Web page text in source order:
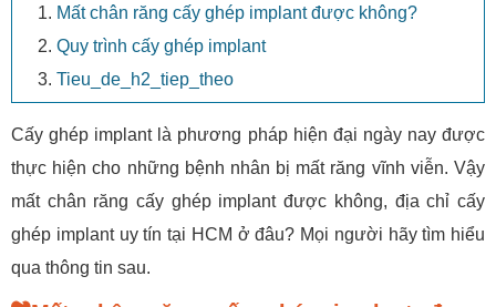
Mất chân răng cấy ghép implant được không?
Quy trình cấy ghép implant
Tieu_de_h2_tiep_theo
Cấy ghép implant là phương pháp hiện đại ngày nay được
thực hiện cho những bệnh nhân bị mất răng vĩnh viễn. Vậy
mất chân răng cấy ghép implant được không, địa chỉ cấy
ghép implant uy tín tại HCM ở đâu? Mọi người hãy tìm hiểu
qua thông tin sau.